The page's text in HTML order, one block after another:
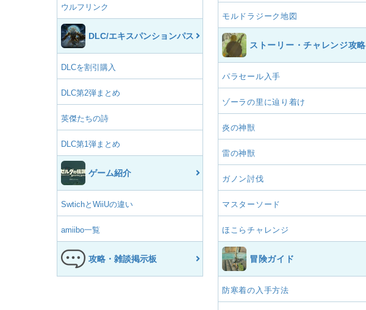
ウルフリンク
DLC/エキスパンションパス
DLCを割引購入
DLC第2弾まとめ
英傑たちの詩
DLC第1弾まとめ
ゲーム紹介
SwtichとWiiUの違い
amiibo一覧
攻略・雑談掲示板
モルドラジーク地図
ストーリー・チャレンジ攻略
パラセール入手
ゾーラの里に辿り着け
炎の神獣
雷の神獣
ガノン討伐
マスターソード
ほこらチャレンジ
冒険ガイド
防寒着の入手方法